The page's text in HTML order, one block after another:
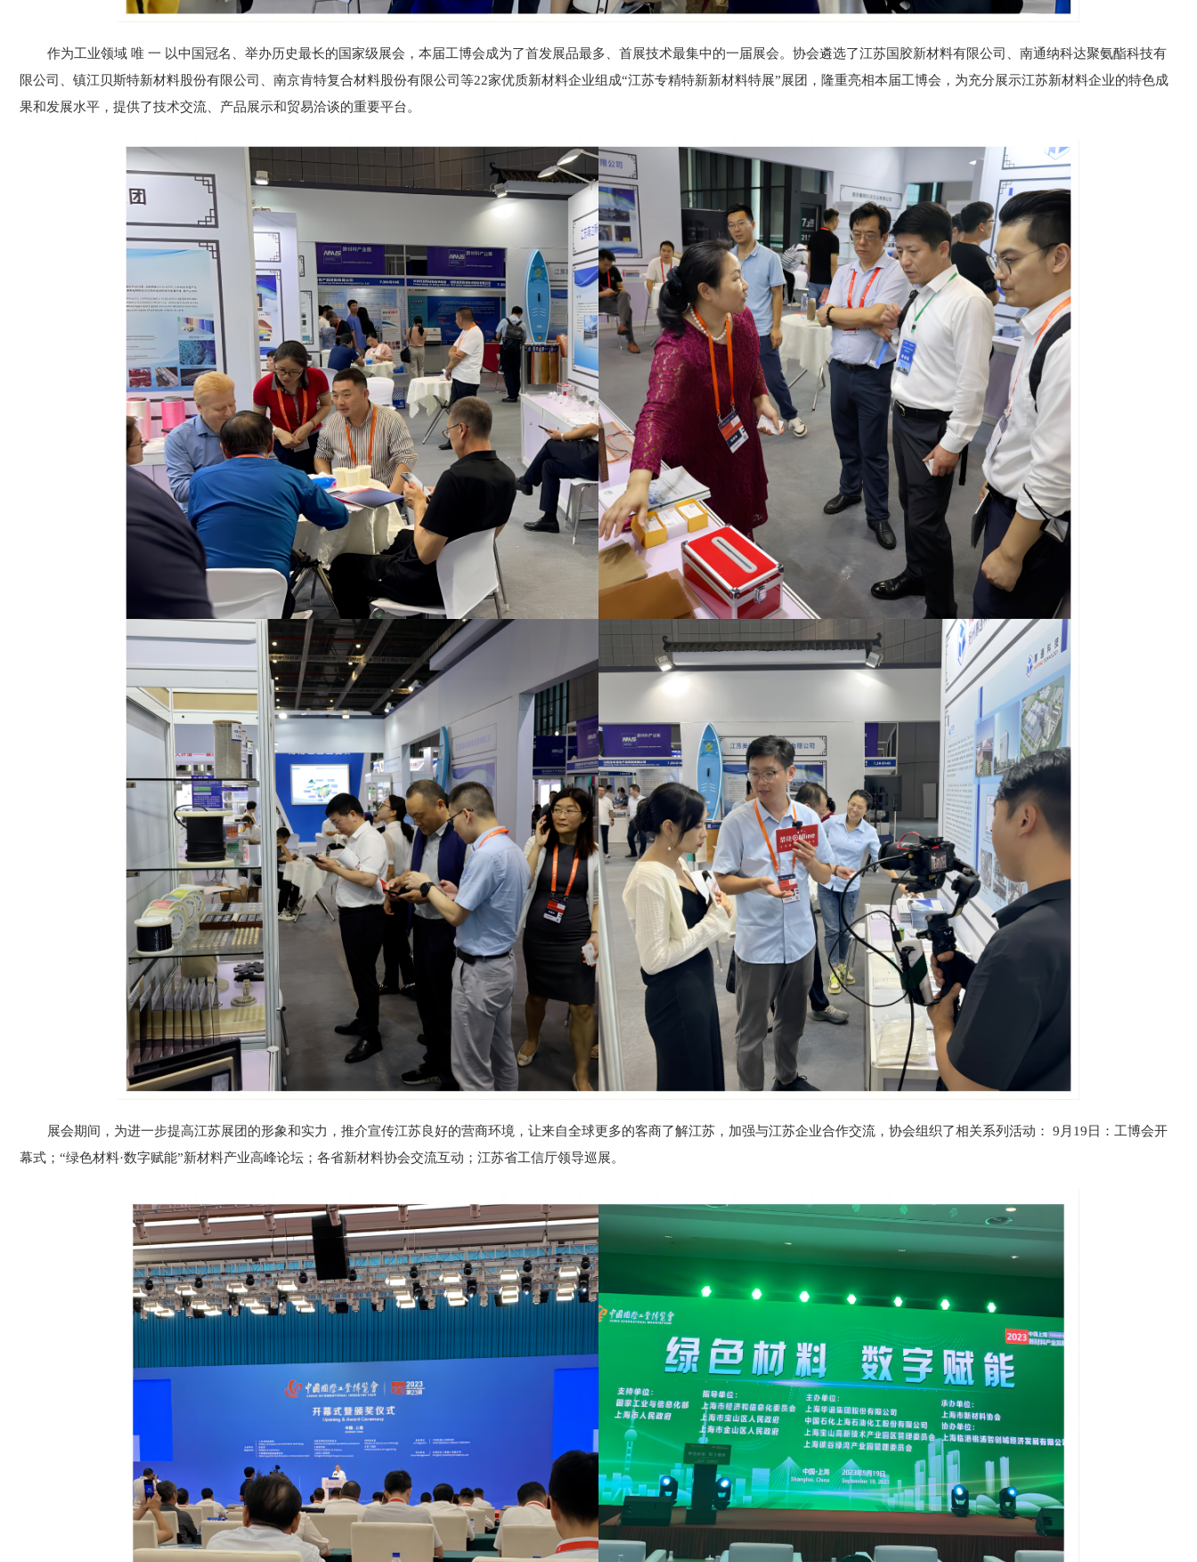
作为工业领域 唯 一 以中国冠名、举办历史最长的国家级展会，本届工博会成为了首发展品最多、首展技术最集中的一届展会。协会遴选了江苏国胶新材料有限公司、南通纳科达聚氨酯科技有
限公司、镇江贝斯特新材料股份有限公司、南京肯特复合材料股份有限公司等22家优质新材料企业组成“江苏专精特新新材料特展”展团，隆重亮相本届工博会，为充分展示江苏新材料企业的特色成
果和发展水平，提供了技术交流、产品展示和贸易洽谈的重要平台。
展会期间，为进一步提高江苏展团的形象和实力，推介宣传江苏良好的营商环境，让来自全球更多的客商了解江苏，加强与江苏企业合作交流，协会组织了相关系列活动： 9月19日：工博会开
幕式；“绿色材料·数字赋能”新材料产业高峰论坛；各省新材料协会交流互动；江苏省工信厅领导巡展。